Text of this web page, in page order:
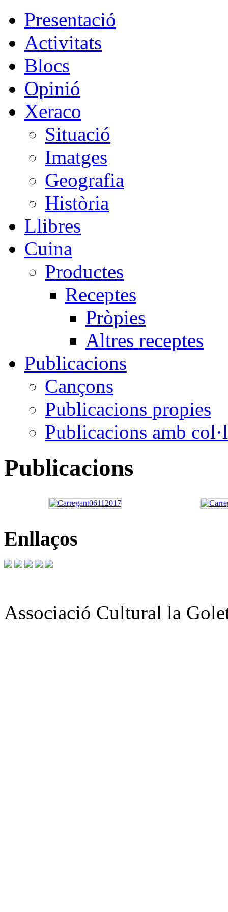
Presentació
Activitats
Blocs
Opinió
Xeraco
Situació
Imatges
Geografia
Història
Llibres
Cuina
Productes
Receptes
Pròpies
Altres receptes
Publicacions
Cançons
Publicacions propies
Publicacions amb
Publicacions
Enllaços
Associació Cultural la